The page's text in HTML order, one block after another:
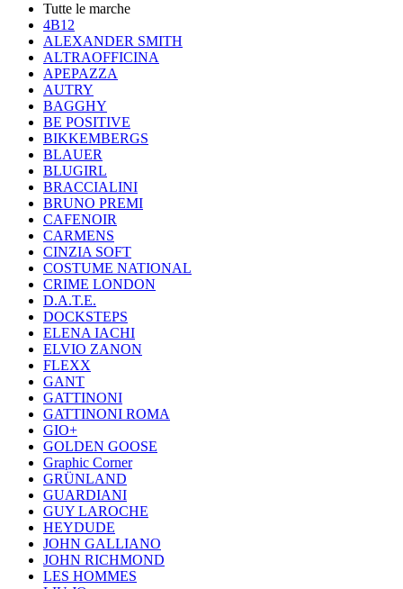
Tutte le marche
4B12
ALEXANDER SMITH
ALTRAOFFICINA
APEPAZZA
AUTRY
BAGGHY
BE POSITIVE
BIKKEMBERGS
BLAUER
BLUGIRL
BRACCIALINI
BRUNO PREMI
CAFENOIR
CARMENS
CINZIA SOFT
COSTUME NATIONAL
CRIME LONDON
D.A.T.E.
DOCKSTEPS
ELENA IACHI
ELVIO ZANON
FLEXX
GANT
GATTINONI
GATTINONI ROMA
GIO+
GOLDEN GOOSE
Graphic Corner
GRÜNLAND
GUARDIANI
GUY LAROCHE
HEYDUDE
JOHN GALLIANO
JOHN RICHMOND
LES HOMMES